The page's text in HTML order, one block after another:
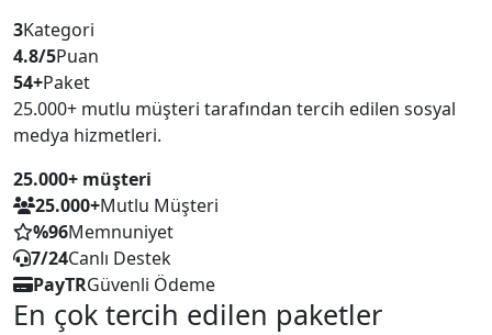
3Kategori
4.8/5Puan
54+Paket
25.000+ mutlu müşteri tarafından tercih edilen sosyal
medya hizmetleri.
25.000+ müşteri
25.000+Mutlu Müşteri
%96Memnuniyet
7/24Canlı Destek
PayTRGüvenli Ödeme
En çok tercih edilen paketler